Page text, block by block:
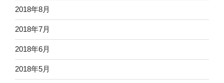
2018年8月
2018年7月
2018年6月
2018年5月